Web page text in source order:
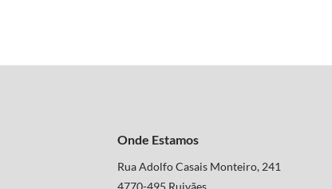
Onde Estamos
Rua Adolfo Casais Monteiro, 241